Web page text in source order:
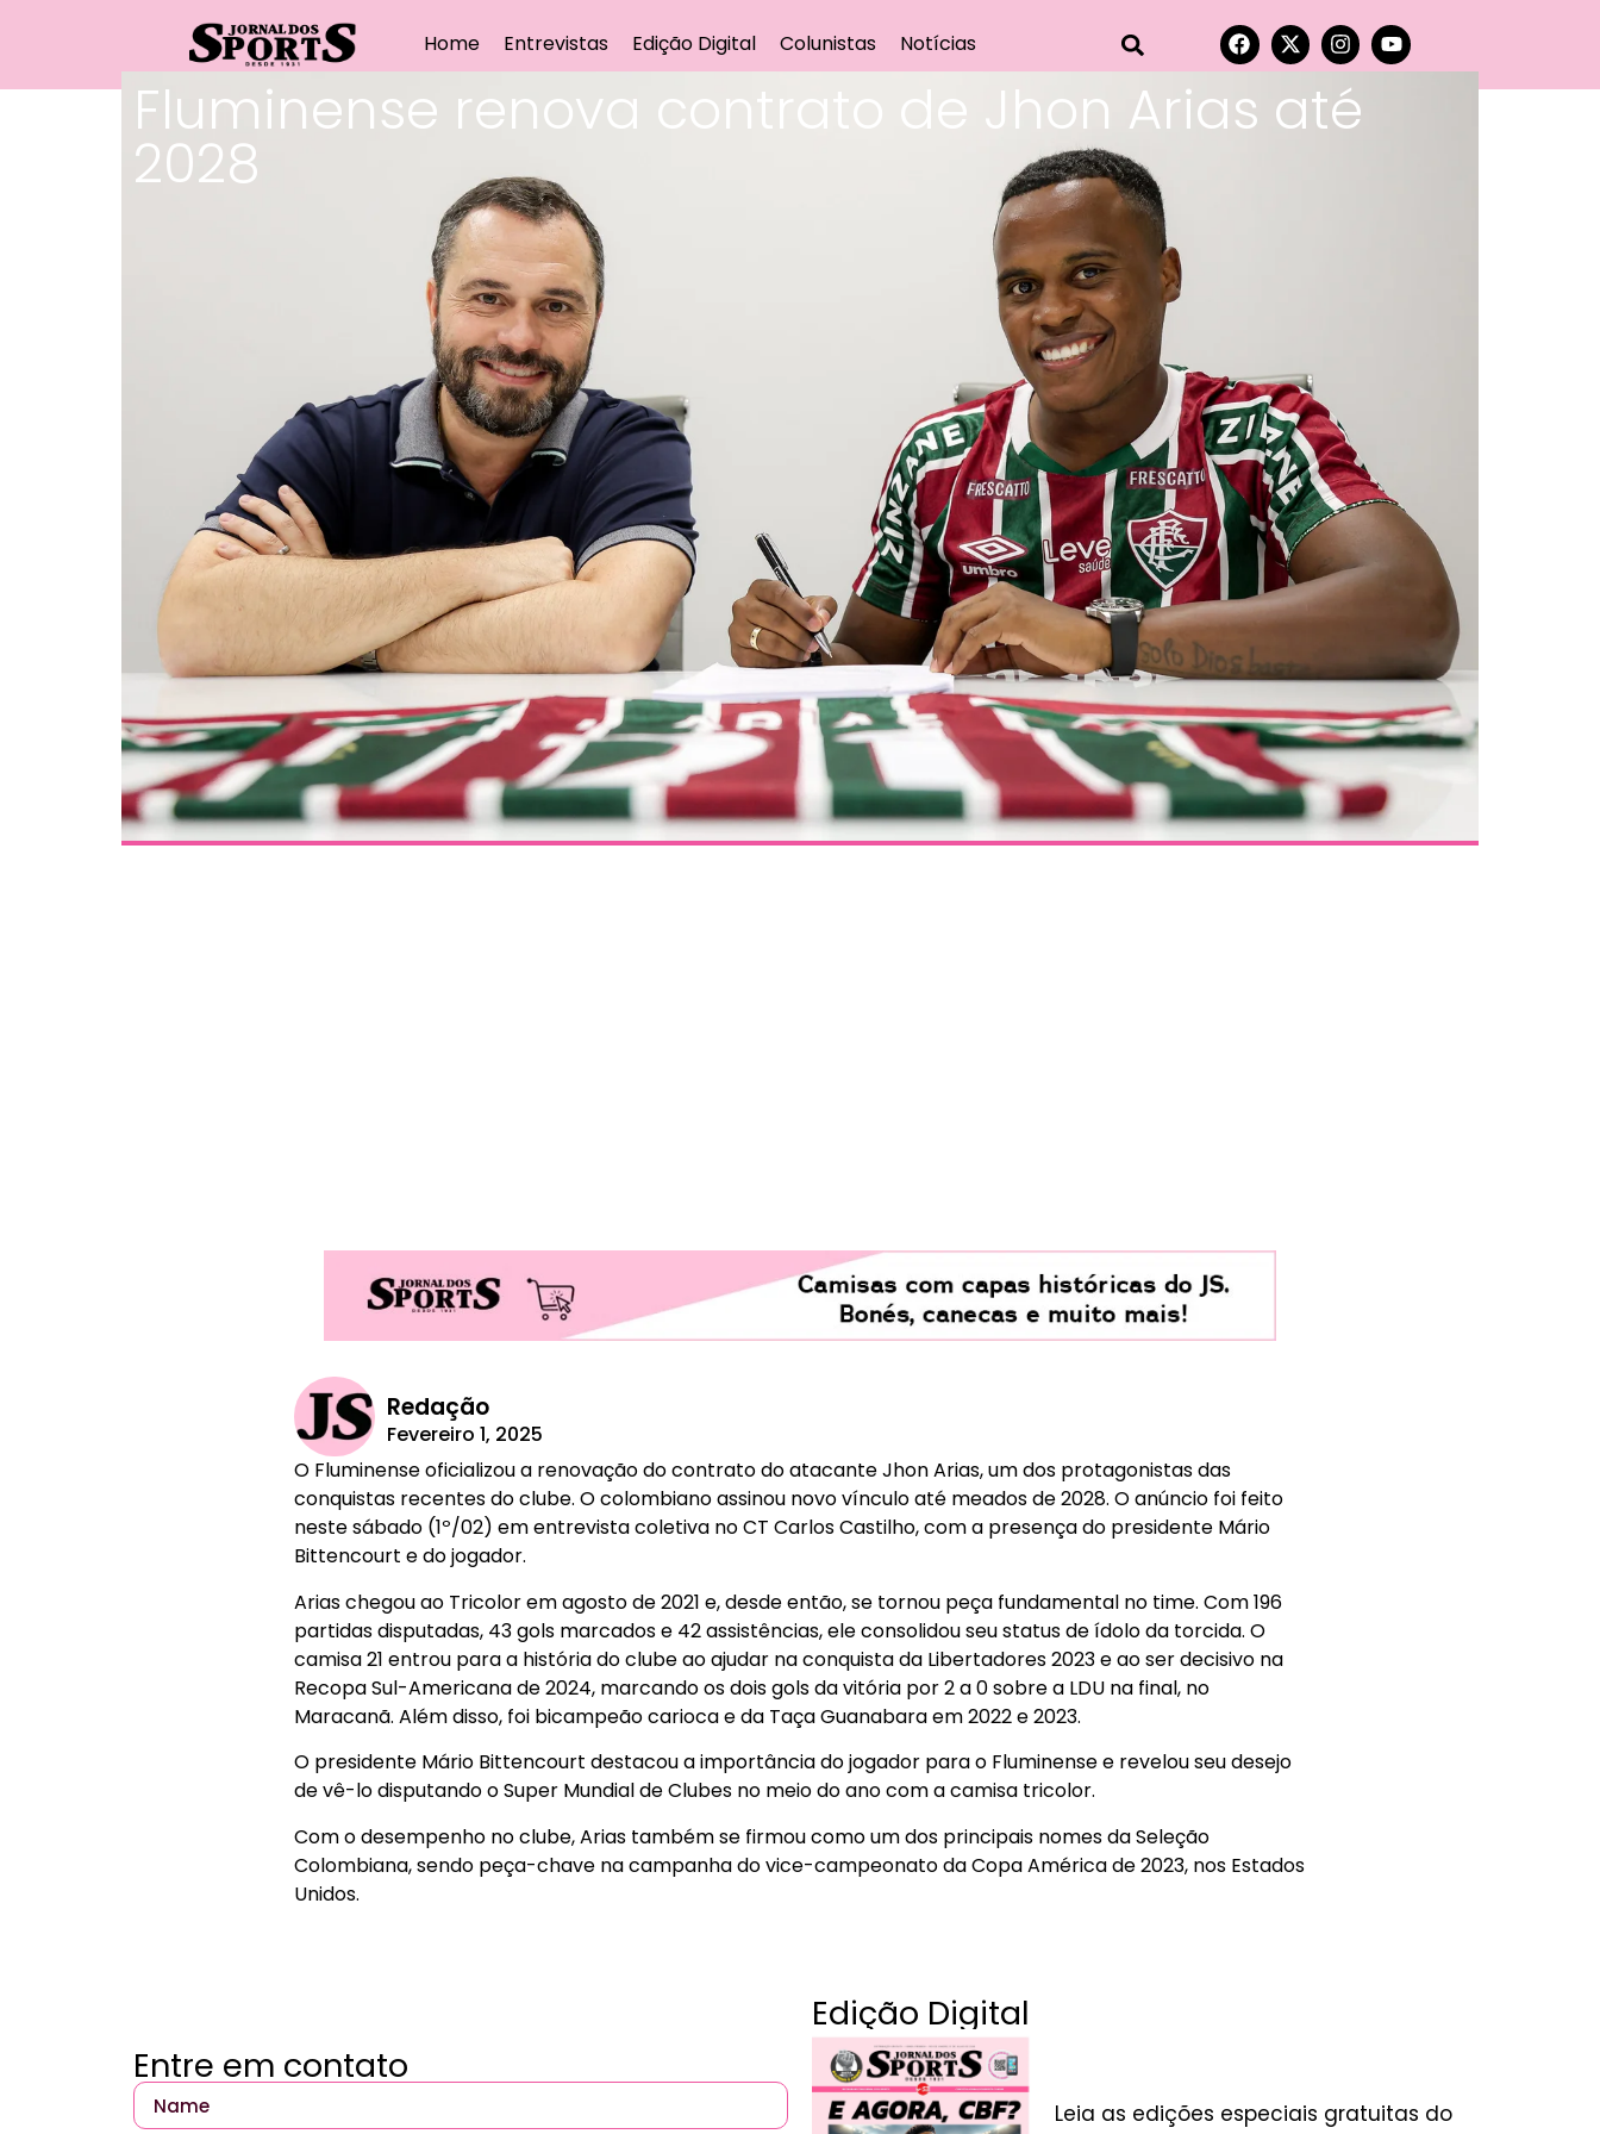
Home Entrevistas Edição Digital Colunistas Notícias
Fluminense renova contrato de Jhon Arias até
2028
Redação
Fevereiro 1, 2025
O Fluminense oficializou a renovação do contrato do atacante Jhon Arias, um dos protagonistas das
conquistas recentes do clube. O colombiano assinou novo vínculo até meados de 2028. O anúncio foi feito
neste sábado (1º/02) em entrevista coletiva no CT Carlos Castilho, com a presença do presidente Mário
Bittencourt e do jogador.
Arias chegou ao Tricolor em agosto de 2021 e, desde então, se tornou peça fundamental no time. Com 196
partidas disputadas, 43 gols marcados e 42 assistências, ele consolidou seu status de ídolo da torcida. O
camisa 21 entrou para a história do clube ao ajudar na conquista da Libertadores 2023 e ao ser decisivo na
Recopa Sul-Americana de 2024, marcando os dois gols da vitória por 2 a 0 sobre a LDU na final, no
Maracanã. Além disso, foi bicampeão carioca e da Taça Guanabara em 2022 e 2023.
O presidente Mário Bittencourt destacou a importância do jogador para o Fluminense e revelou seu desejo
de vê-lo disputando o Super Mundial de Clubes no meio do ano com a camisa tricolor.
Com o desempenho no clube, Arias também se firmou como um dos principais nomes da Seleção
Colombiana, sendo peça-chave na campanha do vice-campeonato da Copa América de 2023, nos Estados
Unidos.
Entre em contato
Edição Digital
Leia as edições especiais gratuitas do